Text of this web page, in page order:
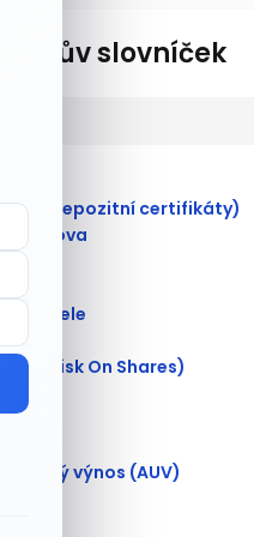
slovníček
depozitní certifikáty)
úschova
(Risk On Shares)
výnos (AUV)